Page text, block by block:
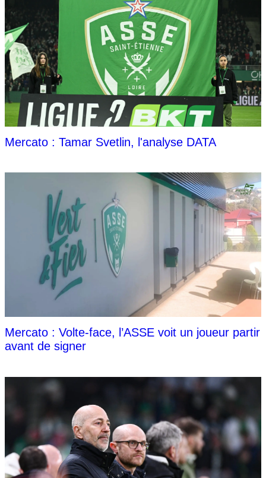
Mercato : Tamar Svetlin, l'analyse DATA
Mercato : Volte-face, l’ASSE voit un joueur partir
avant de signer